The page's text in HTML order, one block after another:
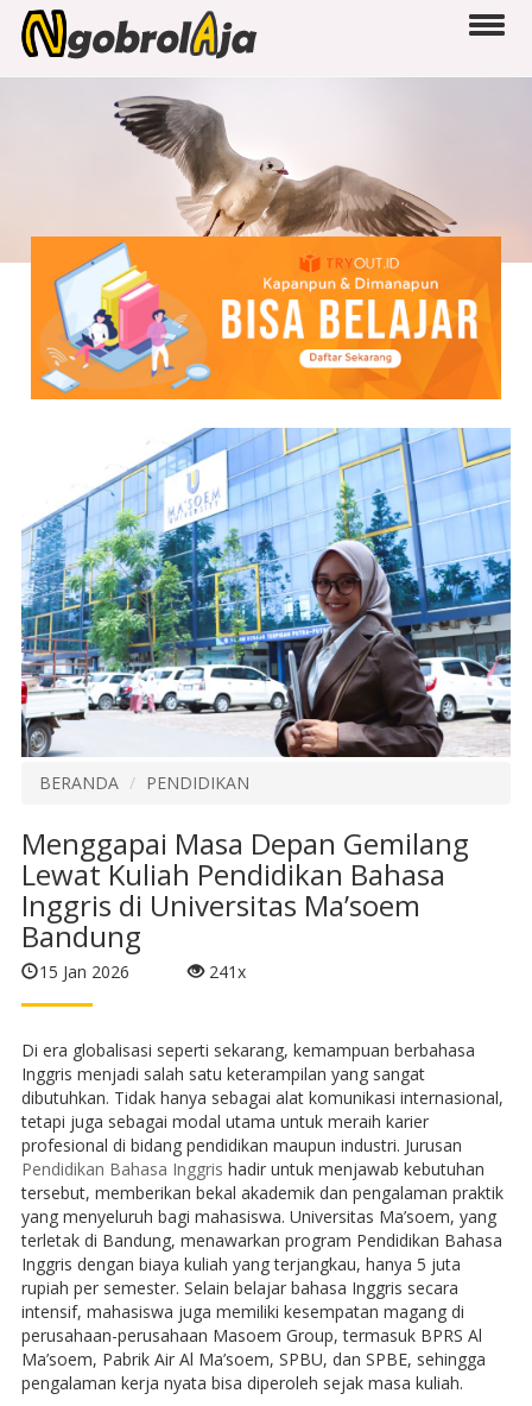
BERANDA PENDIDIKAN
Menggapai Masa Depan Gemilang
Lewat Kuliah Pendidikan Bahasa
Inggris di Universitas Ma’soem
Bandung
15 Jan 2026 241x
Di era globalisasi seperti sekarang, kemampuan berbahasa
Inggris menjadi salah satu keterampilan yang sangat
dibutuhkan. Tidak hanya sebagai alat komunikasi internasional,
tetapi juga sebagai modal utama untuk meraih karier
profesional di bidang pendidikan maupun industri. Jurusan
Pendidikan Bahasa Inggris hadir untuk menjawab kebutuhan
tersebut, memberikan bekal akademik dan pengalaman praktik
yang menyeluruh bagi mahasiswa. Universitas Ma’soem, yang
terletak di Bandung, menawarkan program Pendidikan Bahasa
Inggris dengan biaya kuliah yang terjangkau, hanya 5 juta
rupiah per semester. Selain belajar bahasa Inggris secara
intensif, mahasiswa juga memiliki kesempatan magang di
perusahaan-perusahaan Masoem Group, termasuk BPRS Al
Ma’soem, Pabrik Air Al Ma’soem, SPBU, dan SPBE, sehingga
pengalaman kerja nyata bisa diperoleh sejak masa kuliah.